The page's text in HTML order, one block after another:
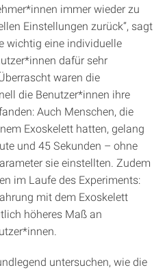
immer wieder zu
Einstellungen zurück“, sagt
wichtig eine individuelle
dafür sehr
waren die
die Benutzer*innen ihre
Auch Menschen, die
Exoskelett hatten, gelang
und 45 Sekunden – ohne
sie einstellten. Zudem
im Laufe des Experiments:
mit dem Exoskelett
höheres Maß an
untersuchen, wie die